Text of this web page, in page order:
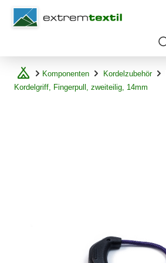
Shopware
Komponenten Kordelzubehör
Kordelgriff, Fingerpull, zweiteilig, 14mm